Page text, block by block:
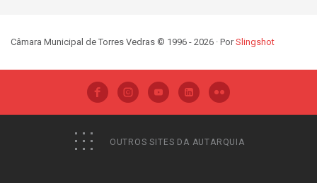
Câmara Municipal de Torres Vedras © 1996 - 2026 · PorSlingshot
OUTROS SITES DA AUTARQUIA